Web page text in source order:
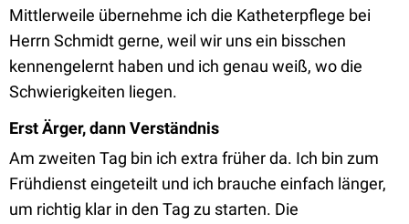
Mittlerweile übernehme ich die Katheterpflege bei
Herrn Schmidt gerne, weil wir uns ein bisschen
kennengelernt haben und ich genau weiß, wo die
Schwierigkeiten liegen.
Erst Ärger, dann Verständnis
Am zweiten Tag bin ich extra früher da. Ich bin zum
Frühdienst eingeteilt und ich brauche einfach länger,
um richtig klar in den Tag zu starten. Die